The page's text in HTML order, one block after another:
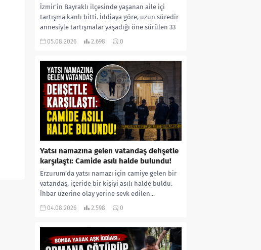
İzmir’in Bayraklı ilçesinde yaşanan aile içi
tartışma kanlı bitti. İddiaya göre, uzun süredir
annesiyle tartışmalar yaşadığı öne sürülen 33
yaşındaki...
05.08.2026 2.698 0
Yatsı namazına gelen vatandaş dehşetle
karşılaştı: Camide asılı halde bulundu!
Erzurum’da yatsı namazı için camiye gelen bir
vatandaş, içeride bir kişiyi asılı halde buldu.
İhbar üzerine olay yerine sevk edilen...
04.08.2026 2.598 0